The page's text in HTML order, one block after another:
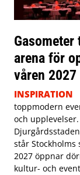
arena för
våren 2027
INSPIRATION
toppmodern
och
står
2027 öppnar
kultur- och